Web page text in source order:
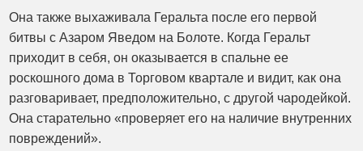
Она также выхаживала Геральта после его первой
битвы с Азаром Яведом на Болоте. Когда Геральт
приходит в себя, он оказывается в спальне ее
роскошного дома в Торговом квартале и видит, как она
разговаривает, предположительно, с другой чародейкой.
Она старательно «проверяет его на наличие внутренних
повреждений».